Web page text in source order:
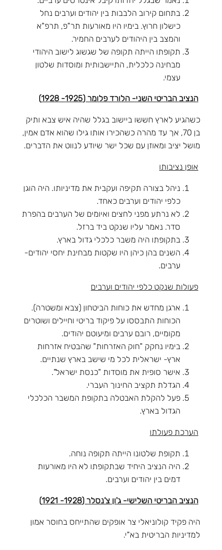
בתחום קירוב הלבבות בין יהודים וערבים נחל
כישלון חרוץ. בימיו היו מאורעות תר"פ, תרפ"א
והמצב בין היהודים לערבים החמיר.
תקופתו הייתה תקופה של שגשוג לישוב היהודי
מבחינה כלכלית, התיישבותית ומוסדות שלטון
עצמי.
הנציב הבריטי השני- הלורד פלומר (1925- 1928)
כשהגיע לארץ חששו ביישוב בגלל שהיה איש צבא ותיק
בן 70, אך עד מהרה כשהכירו אותו גילו שהוא אדם אמין,
מושל יציב ומאוזן עם שכל ישר שיודע לנווט את הדברים.
אופן נציבותו
ניהל בצורה תקיפה ועקבית את מדיניותו. היה הוגן
כלפי יהודים וערבים כאחד.
לא נרתע מפני לחצים ואיומים של הערבים בהפרת
סדר. נאמר עליו שנקט ביד ברזל.
בתקופתו היה משבר כלכלי גדול בארץ.
השנים בהן כיהן היו שקטות מבחינת יחסי יהודים-
ערבים.
פעולות שנקט כלפי יהודים וערבים
ארגן מחדש את כוחות הביטחון (צבא ומשטרה).
הכוחות התבססו על פיקוד בריטי וחיילים ושוטרים
מקומיים, רובם ערבים ומיעוטם יהודים.
בימיו נחקק "חוק האזרחות" שהבטיח אזרחות
ארץ- ישראלית לכל מי שישב בארץ שנתיים.
אישר סופית את מוסדות "כנסת ישראל".
הגדלת תקציב החינוך העברי.
פעל להקלת האבטלה בתקופת המשבר הכלכלי
הגדול בארץ.
הערכת פעולתו
תקופת שלטונו הייתה תקופה נוחה.
היה הנציב היחיד שבתקופתו לא היו מאורעות
דמים בין יהודים וערבים.
הנציב הבריטי השלישי- ג'ון צ'נסלר (1928- 1921)
היה פקיד קולוניאלי צר אופקים שהתייחס בחוסר אמון
למדיניות הבריטית בא"י.